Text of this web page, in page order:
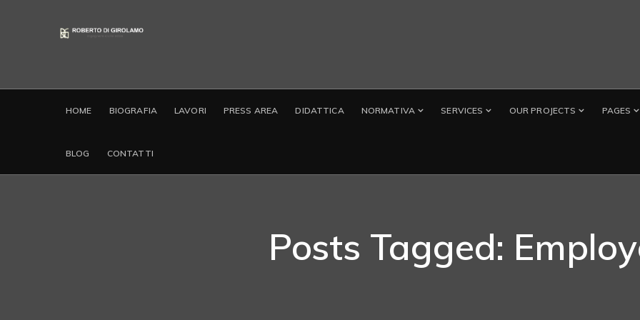
HOME BIOGRAFIA LAVORI PRESS AREA DIDATTICA NORMATIVA SERVICES OUR PROJECTS PAGES
BLOG CONTATTI
Posts Tagged: